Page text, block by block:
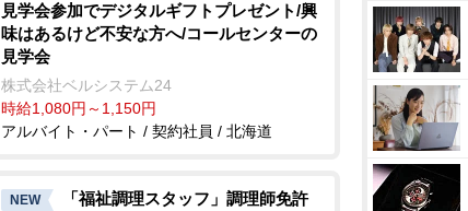
見学会参加でデジタルギフトプレゼント/興
味はあるけど不安な方へ/コールセンターの
見学会
株式会社ベルシステム24
時給1,080円～1,150円
アルバイト・パート / 契約社員 / 北海道
NEW
「福祉調理スタッフ」調理師免許